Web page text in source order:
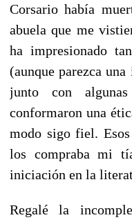
Corsario había
abuela que me
ha impresionado
(aunque parezca
junto con
conformaron una
modo sigo fiel.
los compraba mi
iniciación en la
Regalé la